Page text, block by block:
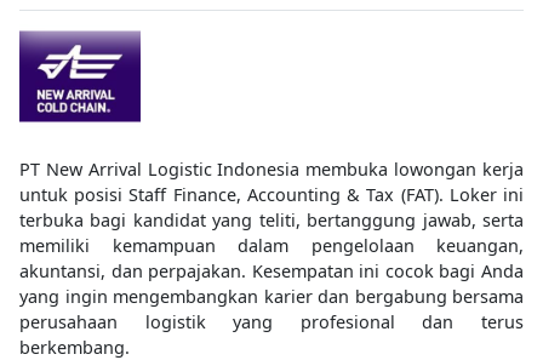
PT New Arrival Logistic Indonesia membuka lowongan kerja
untuk posisi Staff Finance, Accounting & Tax (FAT). Loker ini
terbuka bagi kandidat yang teliti, bertanggung jawab, serta
memiliki kemampuan dalam pengelolaan keuangan,
akuntansi, dan perpajakan. Kesempatan ini cocok bagi Anda
yang ingin mengembangkan karier dan bergabung bersama
perusahaan logistik yang profesional dan terus
berkembang.